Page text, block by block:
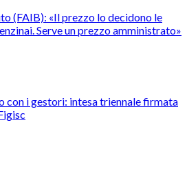
(FAIB): «Il prezzo lo decidono le
Serve un prezzo amministrato»
con i gestori: intesa triennale firmata